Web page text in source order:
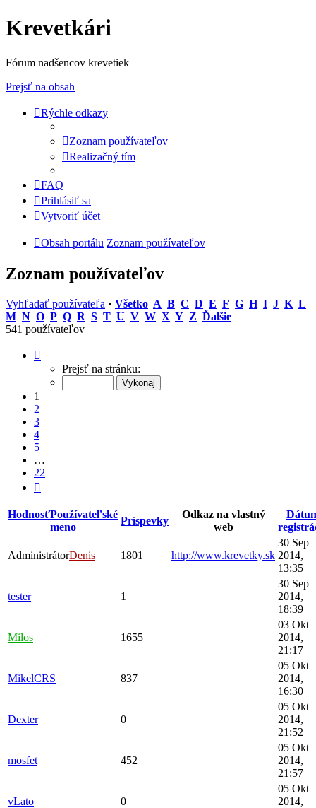
Krevetkári
Fórum nadšencov krevetiek
Prejsť na obsah
Rýchle odkazy
Zoznam používateľov
Realizačný tím
FAQ
Prihlásiť sa
Vytvoriť účet
Obsah portálu Zoznam používateľov
Zoznam používateľov
Vyhľadať používateľa • Všetko A B C D E F G H I J K L
M N O P Q R S T U V W X Y Z Ďalšie
541 používateľov
Prejsť na stránku:
1
2
3
4
5
…
22
HodnosťPoužívateľské
meno
Príspevky
Odkaz na vlastný
web
AdministrátorDenis 1801 http://www.krevetky.sk
30 Sep
2014,
13:35
tester 1
30 Sep
2014,
18:39
Milos 1655
03 Okt
2014,
21:17
MikelCRS 837
05 Okt
2014,
16:30
Dexter 0
05 Okt
2014,
21:52
mosfet 452
05 Okt
2014,
21:57
vLato 0
05 Okt
2014,